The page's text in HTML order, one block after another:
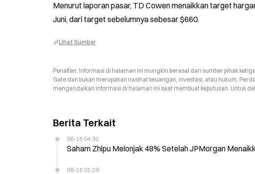
Menurut laporan pasar, TD Cowen menaikkan target
Juni, dari target sebelumnya sebesar $660.
Lihat Sumber
Penafian: Informasi di halaman ini mungkin berasal dari sumber pihak
Gate dan bukan merupakan nasihat keuangan, investasi, atau hukum.
mengandalkan informasi di halaman ini saat membuat keputusan. Untuk
Berita Terkait
06-15 04:32
Saham Zhipu Melonjak 48% Setelah JPMorgan
06-15 01:29